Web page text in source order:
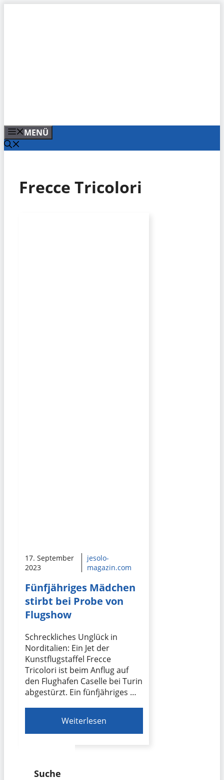
MENÜ
Frecce Tricolori
17. September
2023
jesolo-
magazin.com
Fünfjähriges Mädchen
stirbt bei Probe von
Flugshow
Schreckliches Unglück in
Norditalien: Ein Jet der
Kunstflugstaffel Frecce
Tricolori ist beim Anflug auf
den Flughafen Caselle bei Turin
abgestürzt. Ein fünfjähriges …
Weiterlesen
Suche